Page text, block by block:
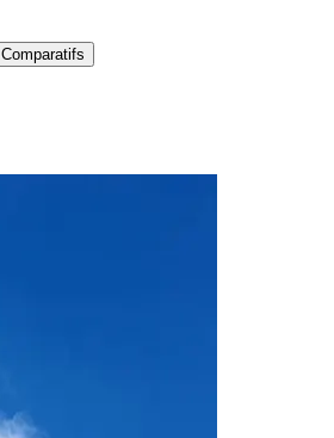
Comparatifs